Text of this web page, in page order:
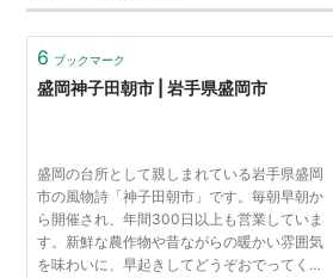
不安をお持ちの方も多いのではない…
6 ブックマーク
盛岡神子田朝市 | 岩手県盛岡市
盛岡の台所として親しまれている岩手県盛岡
市の風物詩「神子田朝市」です。毎朝早朝か
ら開催され、年間300日以上も営業していま
す。新鮮な農作物や昔ながらの暖かい雰囲気
を味わいに、早起きしてどうぞおでってくな